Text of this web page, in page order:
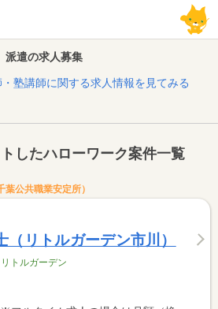
遣の求人募集
塾講師に関する求人情報を見てみる
したハローワーク案件一覧
公共職業安定所）
（リトルガーデン市川）
トルガーデン